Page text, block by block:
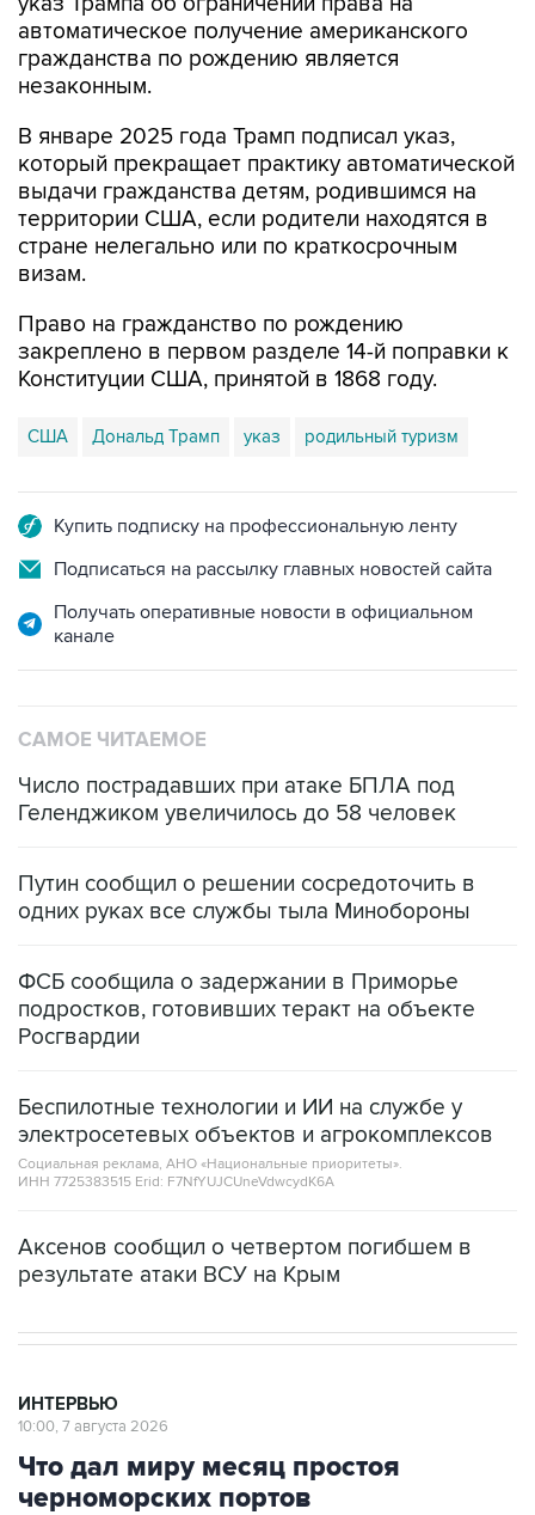
автоматическое получение американского
гражданства по рождению является
незаконным.
В январе 2025 года Трамп подписал указ,
который прекращает практику автоматической
выдачи гражданства детям, родившимся на
территории США, если родители находятся в
стране нелегально или по краткосрочным
визам.
Право на гражданство по рождению
закреплено в первом разделе 14-й поправки к
Конституции США, принятой в 1868 году.
США Дональд Трамп указ родильный туризм
Купить подписку на профессиональную ленту
Подписаться на рассылку главных новостей сайта
Получать оперативные новости в официальном
канале
САМОЕ ЧИТАЕМОЕ
Число пострадавших при атаке БПЛА под
Геленджиком увеличилось до 58 человек
Путин сообщил о решении сосредоточить в
одних руках все службы тыла Минобороны
ФСБ сообщила о задержании в Приморье
подростков, готовивших теракт на объекте
Росгвардии
Беспилотные технологии и ИИ на службе у
электросетевых объектов и агрокомплексов
Социальная реклама, АНО «Национальные приоритеты».
ИНН 7725383515 Erid: F7NfYUJCUneVdwcydK6A
Аксенов сообщил о четвертом погибшем в
результате атаки ВСУ на Крым
ИНТЕРВЬЮ
10:00, 7 августа 2026
Что дал миру месяц простоя
черноморских портов